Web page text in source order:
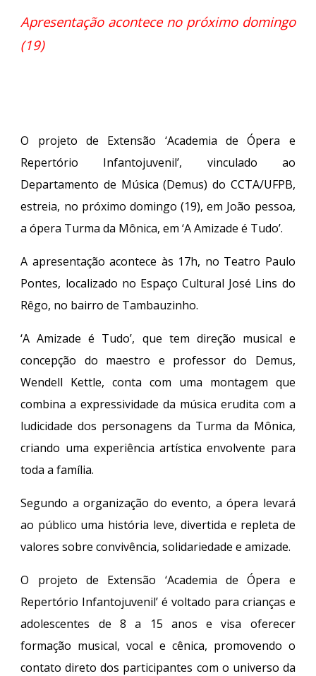
Apresentação acontece no próximo domingo
(19)
O projeto de Extensão ‘Academia de Ópera e
Repertório Infantojuvenil’, vinculado ao
Departamento de Música (Demus) do CCTA/UFPB,
estreia, no próximo domingo (19), em João pessoa,
a ópera Turma da Mônica, em ‘A Amizade é Tudo’.
A apresentação acontece às 17h, no Teatro Paulo
Pontes, localizado no Espaço Cultural José Lins do
Rêgo, no bairro de Tambauzinho.
‘A Amizade é Tudo’, que tem direção musical e
concepção do maestro e professor do Demus,
Wendell Kettle, conta com uma montagem que
combina a expressividade da música erudita com a
ludicidade dos personagens da Turma da Mônica,
criando uma experiência artística envolvente para
toda a família.
Segundo a organização do evento, a ópera levará
ao público uma história leve, divertida e repleta de
valores sobre convivência, solidariedade e amizade.
O projeto de Extensão ‘Academia de Ópera e
Repertório Infantojuvenil’ é voltado para crianças e
adolescentes de 8 a 15 anos e visa oferecer
formação musical, vocal e cênica, promovendo o
contato direto dos participantes com o universo da